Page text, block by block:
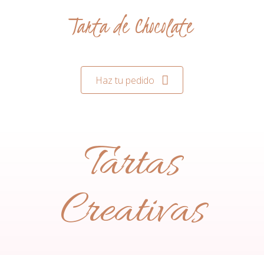
Tarta de Chocolate
Haz tu pedido
Tartas
Creativas